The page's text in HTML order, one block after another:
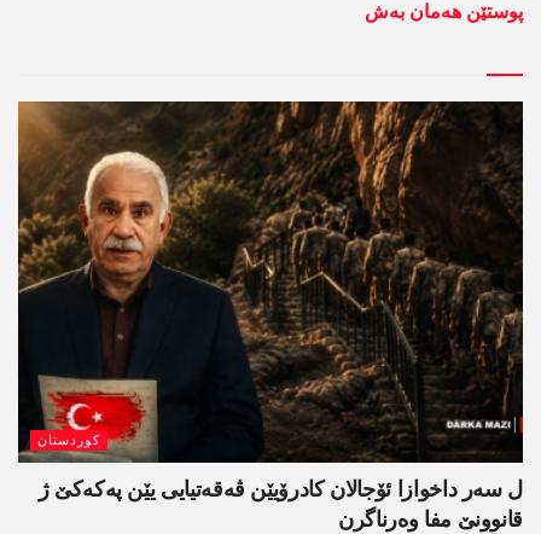
پوستێن ھەمان بەش
کوردستان
ل سەر داخوازا ئۆجالان کادرۆیێن ڤەقەتیایی یێن پەکەکێ ژ
قانوونێ مفا وەرناگرن